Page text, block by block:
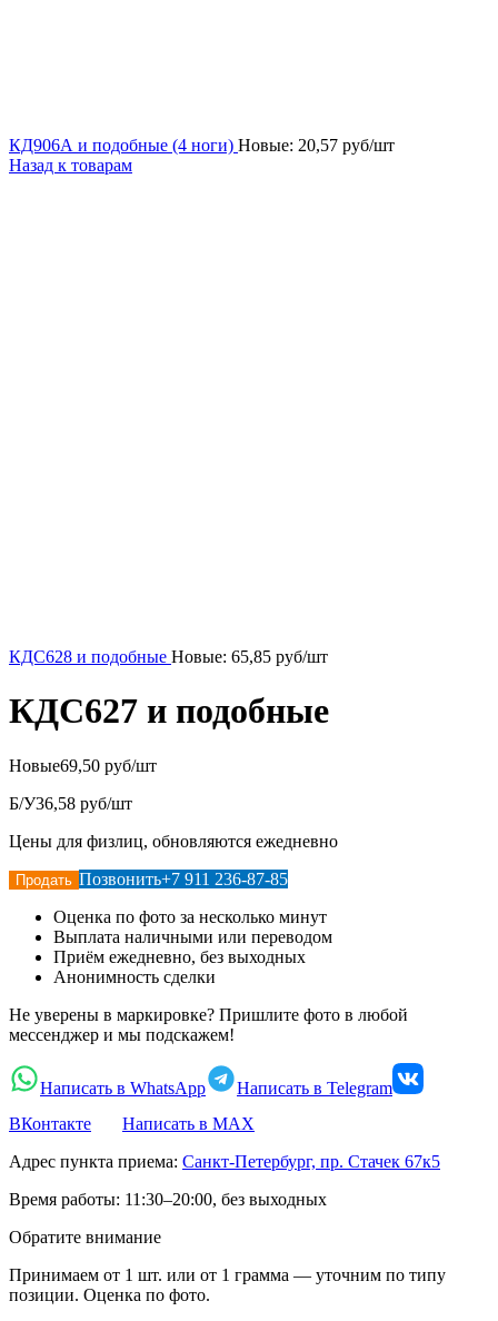
КД906А и подобные (4 ноги) Новые: 20,57 руб/шт
Назад к товарам
КДС628 и подобные Новые: 65,85 руб/шт
КДС627 и подобные
Новые69,50 руб/шт
Б/У36,58 руб/шт
Цены для физлиц, обновляются ежедневно
Продать Позвонить+7 911 236-87-85
Оценка по фото за несколько минут
Выплата наличными или переводом
Приём ежедневно, без выходных
Анонимность сделки
Не уверены в маркировке? Пришлите фото в любой
мессенджер и мы подскажем!
Написать в WhatsApp
Написать в Telegram
ВКонтакте
Написать в MAX
Адрес пункта приема: Санкт-Петербург, пр. Стачек 67к5
Время работы: 11:30–20:00, без выходных
Обратите внимание
Принимаем от 1 шт. или от 1 грамма — уточним по типу
позиции. Оценка по фото.